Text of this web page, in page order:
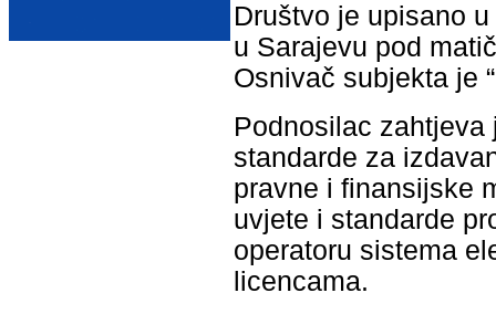
Društvo je upisano
u Sarajevu pod
Osnivač subjekta je
Podnosilac
standarde za
pravne i finansijske
uvjete i standarde
operatoru sistema
licencama.